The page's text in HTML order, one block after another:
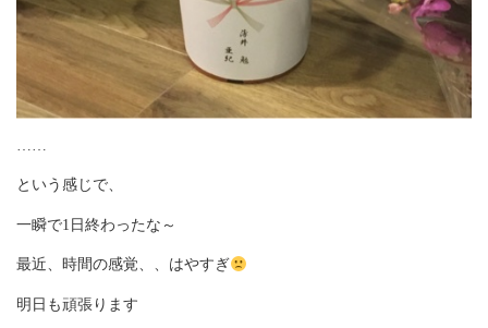
という感じで、
一瞬で1日終わったな～
最近、時間の感覚、、はやすぎ
明日も頑張ります